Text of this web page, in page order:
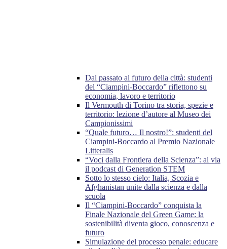
Dal passato al futuro della città: studenti
del “Ciampini-Boccardo” riflettono su
economia, lavoro e territorio
Il Vermouth di Torino tra storia, spezie e
territorio: lezione d’autore al Museo dei
Campionissimi
“Quale futuro… Il nostro!”: studenti del
Ciampini-Boccardo al Premio Nazionale
Litteralis
“Voci dalla Frontiera della Scienza”: al via
il podcast di Generation STEM
Sotto lo stesso cielo: Italia, Scozia e
Afghanistan unite dalla scienza e dalla
scuola
Il “Ciampini-Boccardo” conquista la
Finale Nazionale del Green Game: la
sostenibilità diventa gioco, conoscenza e
futuro
Simulazione del processo penale: educare